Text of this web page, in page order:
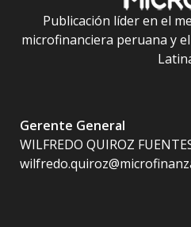
Publicación líder en el
microfinanciera peruana y
Gerente General
WILFREDO QUIROZ